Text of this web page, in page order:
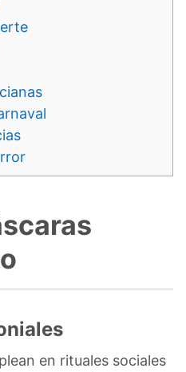
en rituales sociales